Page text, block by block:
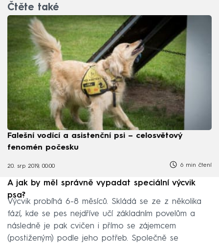
Čtěte také
Falešní vodící a asistenční psi – celosvětový
fenomén počesku
20. srp 2019, 00:00 6 min čtení
A jak by měl správně vypadat speciální výcvik
psa?
Výcvik probíhá 6-8 měsíců. Skládá se ze z několika
fází, kde se pes nejdříve učí základním povelům a
následně je pak cvičen i přímo se zájemcem
(postiženým) podle jeho potřeb. Společně se